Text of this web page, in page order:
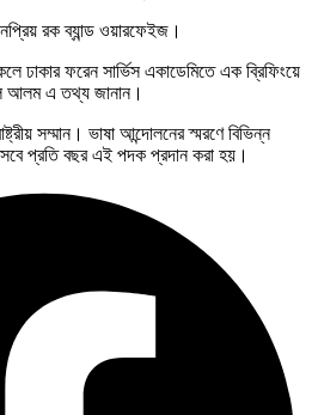
রক ব্যান্ড ওয়ারফেইজ।
ঢাকার ফরেন সার্ভিস একাডেমিতে এক ব্রিফিংয়ে
আলম এ তথ্য জানান।
সম্মান। ভাষা আন্দোলনের স্মরণে বিভিন্ন
প্রতি বছর এই পদক প্রদান করা হয়।